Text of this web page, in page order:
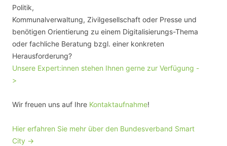
Politik,
Kommunalverwaltung, Zivilgesellschaft oder Presse und
benötigen Orientierung zu einem Digitalisierungs-Thema
oder fachliche Beratung bzgl. einer konkreten
Herausforderung?
Unsere Expert:innen stehen Ihnen gerne zur Verfügung -
>
Wir freuen uns auf Ihre Kontaktaufnahme!
Hier erfahren Sie mehr über den Bundesverband Smart
City ->